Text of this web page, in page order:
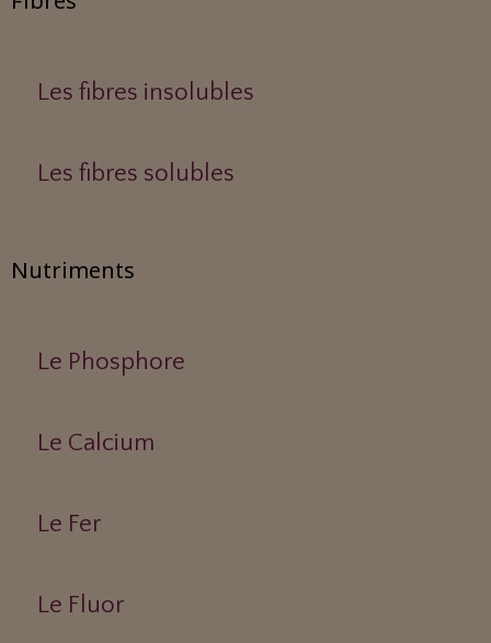
Les fibres insolubles
Les fibres solubles
Nutriments
Le Phosphore
Le Calcium
Le Fer
Le Fluor